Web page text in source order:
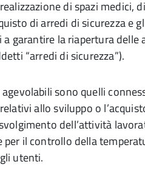
di spazi medici,
di arredi di sicurezza e
garantire la riapertura
“arredi di sicurezza”).
sono quelli
allo sviluppo o
dell’attività
per il controllo della
utenti.